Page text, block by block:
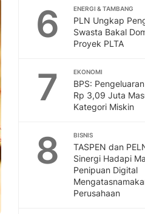
6 ENERGI & TAMBANG
PLN Ungkap
Swasta Bakal
Proyek PLTA
7 EKONOMI
BPS:
Rp 3,09 Juta
Kategori Miskin
8 BISNIS
TASPEN dan
Sinergi Hadapi
Penipuan Digital
Perusahaan